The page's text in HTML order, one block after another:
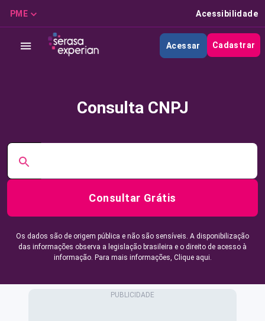
PME Acessibilidade
Acessar Cadastrar
Consulta CNPJ
Consultar Grátis
Os dados são de origem pública e não são sensíveis. A disponibilização
das informações observa a legislação brasileira e o direito de acesso à
informação. Para mais informações, Clique aqui.